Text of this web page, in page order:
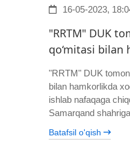
16-05-2023,
"RRTM" DUK
qo‘mitasi
"RRTM" DUK
bilan hamkorlikda
ishlab nafaqaga
Samarqand
Batafsil o'qish